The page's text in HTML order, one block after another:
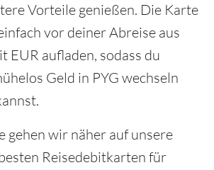
Vorteile genießen. Die Karte
vor deiner Abreise aus
EUR aufladen, sodass du
Geld in PYG wechseln
gehen wir näher auf unsere
Reisedebitkarten für